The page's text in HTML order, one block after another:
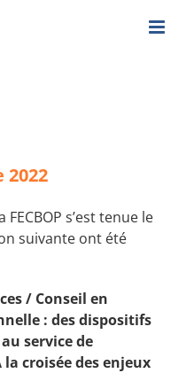
2022
s’est tenue le
suivante ont été
/ Conseil en
: des dispositifs
service de
croisée des enjeux